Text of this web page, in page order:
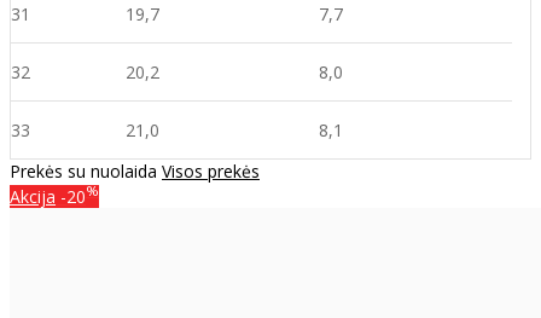
31 19,7 7,7
32 20,2 8,0
33 21,0 8,1
Prekės su nuolaida Visos prekės
Akcija -20%